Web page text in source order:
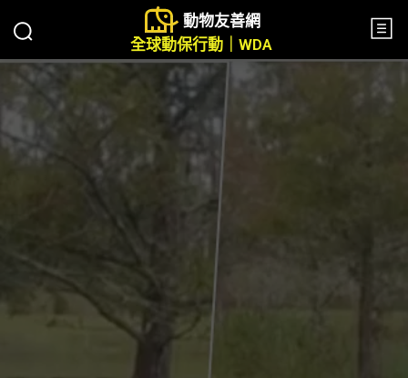
動物友善網
全球動保行動｜WDA